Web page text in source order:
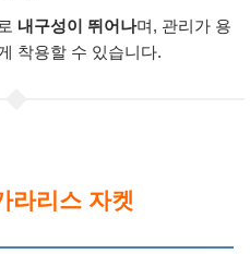
내구성이 뛰어나며, 관리가 용
착용할 수 있습니다.
라리스 자켓